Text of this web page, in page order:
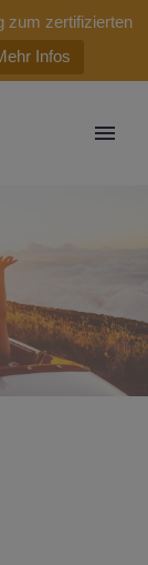
zum zertifizierten
Infos